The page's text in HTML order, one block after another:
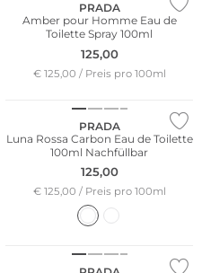
PRADA
Amber pour Homme Eau de
Toilette Spray 100ml
125,00
€ 125,00 / Preis pro 100ml
PRADA
Luna Rossa Carbon Eau de Toilette
100ml Nachfüllbar
125,00
€ 125,00 / Preis pro 100ml